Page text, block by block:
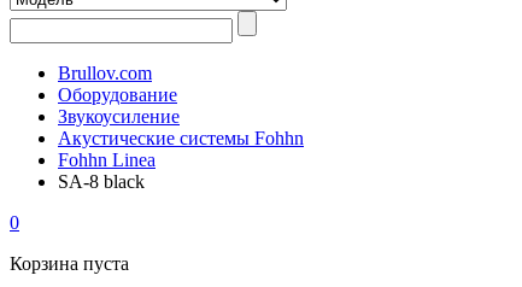
Brullov.com
Оборудование
Звукоусиление
Акустические системы Fohhn
Fohhn Linea
SA-8 black
0
Корзина пуста